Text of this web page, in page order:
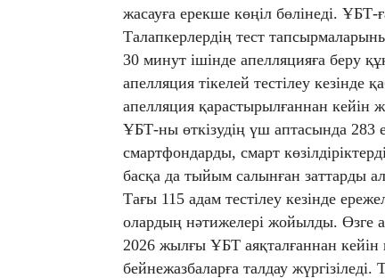
жасауға ерекше көңіл бөлінеді.
Талапкерлердің тест
30 минут ішінде апелляцияға беру
апелляция тікелей тестілеу
апелляция қарастырылғаннан кейін
ҰБТ-ны өткізудің үш аптасында
смартфондарды, смарт
басқа да тыйым салынған заттарды
Тағы 115 адам тестілеу кезінде
олардың нәтижелері жойылды. Өзге
2026 жылғы ҰБТ аяқталғаннан кейін
бейнежазбаларға талдау